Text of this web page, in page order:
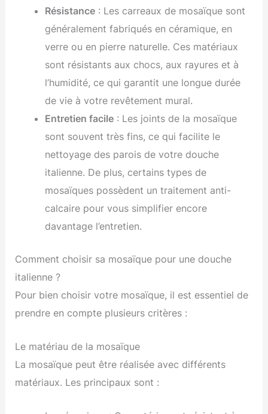
Résistance: Les carreaux de mosaïque sont
généralement fabriqués en céramique, en
verre ou en pierre naturelle. Ces matériaux
sont résistants aux chocs, aux rayures et à
l’humidité, ce qui garantit une longue durée
de vie à votre revêtement mural.
Entretien facile: Les joints de la mosaïque
sont souvent très fins, ce qui facilite le
nettoyage des parois de votre douche
italienne. De plus, certains types de
mosaïques possèdent un traitement anti-
calcaire pour vous simplifier encore
davantage l’entretien.
Comment choisir sa mosaïque pour une douche
italienne ?
Pour bien choisir votre mosaïque, il est essentiel de
prendre en compte plusieurs critères :
Le matériau de la mosaïque
La mosaïque peut être réalisée avec différents
matériaux. Les principaux sont :